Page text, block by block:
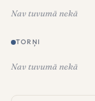
Nav tuvumā nekā
TORŅI
Nav tuvumā nekā